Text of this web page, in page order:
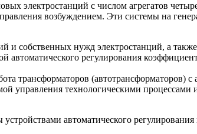
электростанций с числом агрегатов
возбуждением. Эти системы на
собственных нужд электростанций, а
автоматического регулирования
трансформаторов
управления технологическими
автоматического регулирования